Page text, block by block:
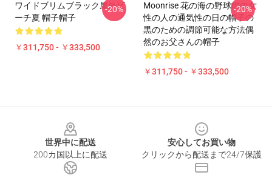
ワイドブリムブラック屋外ビ
ーチ夏 帽子帽子
￥311,750 - ￥333,500
-20%
Moonrise 花の海の野球帽の女
性の人の通気性の日の帽子の
黒のための調節可能な方法偶
然のお父さんの帽子
￥311,750 - ￥333,500
-20%
世界中に配送
200カ国以上に配送
安心してお買い物
クリックから配送まで24/7保護